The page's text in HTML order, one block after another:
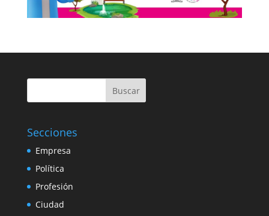
Buscar
Secciones
Empresa
Política
Profesión
Ciudad